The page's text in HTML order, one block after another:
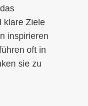
klare Ziele
inspirieren
oft in
sie zu